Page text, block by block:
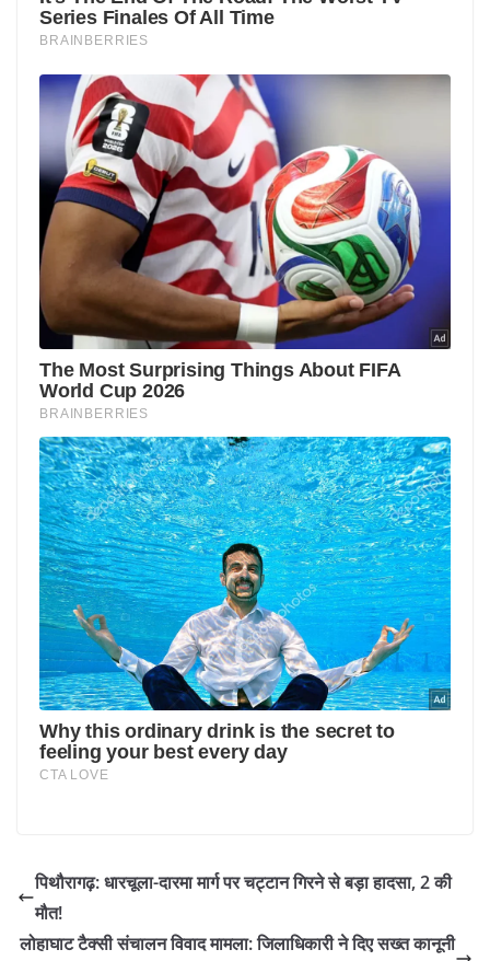
पिथौरागढ़: धारचूला-दारमा मार्ग पर चट्टान गिरने से बड़ा हादसा, 2 की
मौत!
लोहाघाट टैक्सी संचालन विवाद मामला: जिलाधिकारी ने दिए सख्त कानूनी